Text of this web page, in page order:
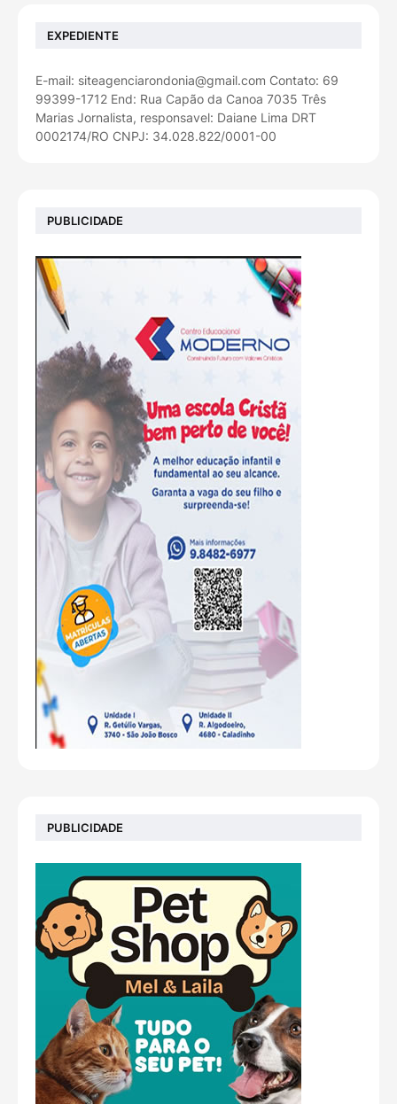
EXPEDIENTE
E-mail: siteagenciarondonia@gmail.com Contato: 69
99399-1712 End: Rua Capão da Canoa 7035 Três
Marias Jornalista, responsavel: Daiane Lima DRT
0002174/RO CNPJ: 34.028.822/0001-00
PUBLICIDADE
PUBLICIDADE